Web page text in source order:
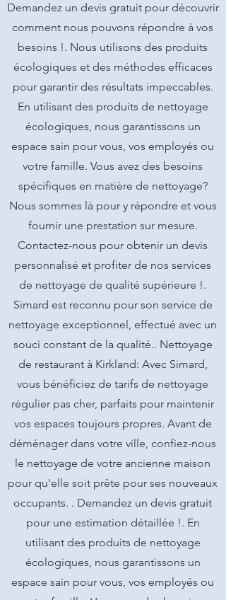
Demandez un devis gratuit pour découvrir
comment nous pouvons répondre à vos
besoins !. Nous utilisons des produits
écologiques et des méthodes efficaces
pour garantir des résultats impeccables.
En utilisant des produits de nettoyage
écologiques, nous garantissons un
espace sain pour vous, vos employés ou
votre famille. Vous avez des besoins
spécifiques en matière de nettoyage?
Nous sommes là pour y répondre et vous
fournir une prestation sur mesure.
Contactez-nous pour obtenir un devis
personnalisé et profiter de nos services
de nettoyage de qualité supérieure !.
Simard est reconnu pour son service de
nettoyage exceptionnel, effectué avec un
souci constant de la qualité.. Nettoyage
de restaurant à Kirkland: Avec Simard,
vous bénéficiez de tarifs de nettoyage
régulier pas cher, parfaits pour maintenir
vos espaces toujours propres. Avant de
déménager dans votre ville, confiez-nous
le nettoyage de votre ancienne maison
pour qu'elle soit prête pour ses nouveaux
occupants. . Demandez un devis gratuit
pour une estimation détaillée !. En
utilisant des produits de nettoyage
écologiques, nous garantissons un
espace sain pour vous, vos employés ou